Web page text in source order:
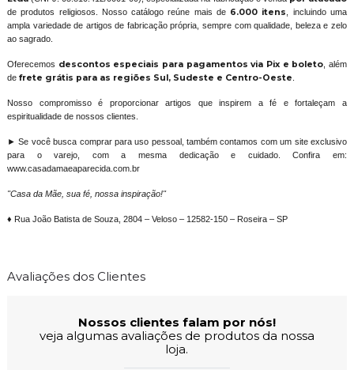
de produtos religiosos. Nosso catálogo reúne mais de 6.000 itens
, incluindo uma
ampla variedade de artigos de fabricação própria, sempre com qualidade, beleza e zelo
ao sagrado.
Oferecemos descontos especiais para pagamentos via Pix e boleto , além
de frete grátis para as regiões Sul, Sudeste e Centro-Oeste
Nosso compromisso é proporcionar artigos que inspirem a fé e fortaleçam a
espiritualidade de nossos clientes.
► Se você busca comprar para uso pessoal, também contamos com um site exclusivo
para o varejo, com a mesma dedicação e cuidado. Confira em:
www.casadamaeaparecida.com.br
"Casa da Mãe, sua fé, nossa inspiração!"
♦ Rua João Batista de Souza, 2804 – Veloso – 12582-150 – Roseira – SP
Avaliações dos Clientes
Nossos clientes falam por nós!
veja algumas avaliações de produtos da nossa
loja.